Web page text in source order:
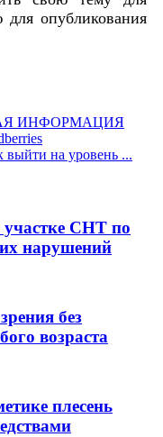
опубликования
ИНФОРМАЦИЯ
выйти на уровень ...
СНТ по
их нарушений
без
возраста
плесень